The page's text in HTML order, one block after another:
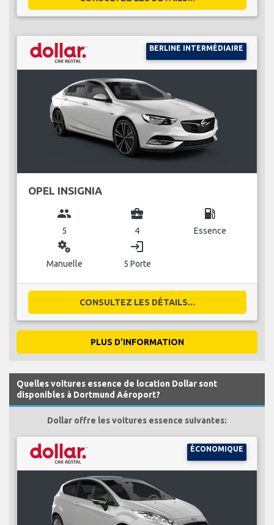
BERLINE INTERMÉDIAIRE
OPEL INSIGNIA
group
5
business_center
4
local_gas_station
Essence
miscellaneous_services
Manuelle
login
5 Porte
CONSULTEZ LES DÉTAILS...
PLUS D'INFORMATION
Quelles voitures essence de location Dollar sont
disponibles à Dortmund Aéroport?
Dollar offre les voitures essence suivantes:
ÉCONOMIQUE